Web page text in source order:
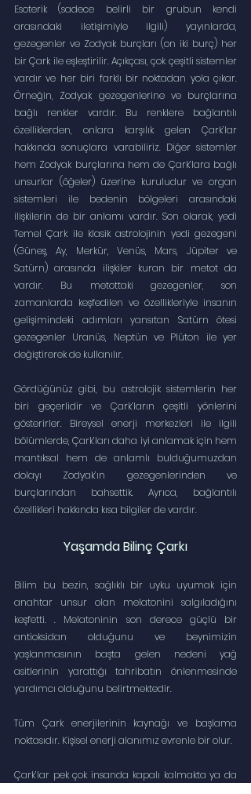
Esoterik (sadece belirli bir grubun kendi
arasındaki iletişimiyle ilgili) yayınlarda,
gezegenler ve Zodyak burçları (on iki burç) her
bir Çark ile eşleştirilir. Açıkçası, çok çeşitli sistemler
vardır ve her biri farklı bir noktadan yola çıkar.
Örneğin, Zodyak gezegenlerine ve burçlarına
bağlı renkler vardır. Bu renklere bağlantılı
özelliklerden, onlara karşılık gelen Çark’lar
hakkında sonuçlara varabiliriz. Diğer sistemler
hem Zodyak burçlarına hem de Çark’lara bağlı
unsurlar (öğeler) üzerine kuruludur ve organ
sistemleri ile bedenin bölgeleri arasındaki
ilişkilerin de bir anlamı vardır. Son olarak, yedi
Temel Çark ile klasik astrolojinin yedi gezegeni
(Güneş, Ay, Merkür, Venüs, Mars, Jüpiter ve
Satürn) arasında ilişkiler kuran bir metot da
vardır. Bu metottaki gezegenler, son
zamanlarda keşfedilen ve özellikleriyle insanın
gelişimindeki adımları yansıtan Satürn ötesi
gezegenler Uranüs, Neptün ve Plüton ile yer
değiştirerek de kullanılır.
Gördüğünüz gibi, bu astrolojik sistemlerin her
biri geçerlidir ve Çark’ların çeşitli yönlerini
gösterirler. Bireysel enerji merkezleri ile ilgili
bölümlerde, Çark’ları daha iyi anlamak için hem
mantıksal hem de anlamlı bulduğumuzdan
dolayı Zodyak’ın gezegenlerinden ve
burçlarından bahsettik. Ayrıca, bağlantılı
özellikleri hakkında kısa bilgiler de vardır.
Yaşamda Bilinç Çarkı
Bilim bu bezin, sağlıklı bir uyku uyumak için
anahtar unsur olan melatonini salgıladığını
keşfetti. . Melatoninin son derece güçlü bir
antioksidan olduğunu ve beynimizin
yaşlanmasının başta gelen nedeni yağ
asitlerinin yarattığı tahribatın önlenmesinde
yardımcı olduğunu belirtmektedir.
Tüm Çark enerjilerinin kaynağı ve başlama
noktasıdır. Kişisel enerji alanımız evrenle bir olur.
Çark’lar pek çok insanda kapalı kalmakta ya da